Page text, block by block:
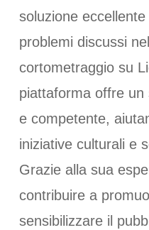
soluzione
problemi discussi
cortometraggio su
piattaforma offre un
e competente,
iniziative culturali e
Grazie alla sua
contribuire a
sensibilizzare il